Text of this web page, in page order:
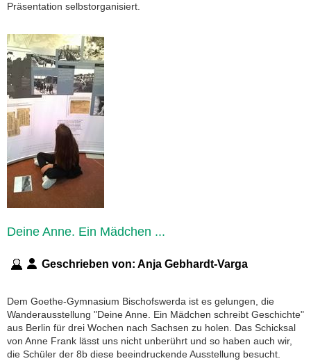
Präsentation selbstorganisiert.
Deine Anne. Ein Mädchen ...
Geschrieben von: Anja Gebhardt-Varga
Dem Goethe-Gymnasium Bischofswerda ist es gelungen, die
Wanderausstellung "Deine Anne. Ein Mädchen schreibt Geschichte"
aus Berlin für drei Wochen nach Sachsen zu holen. Das Schicksal
von Anne Frank lässt uns nicht unberührt und so haben auch wir,
die Schüler der 8b diese beeindruckende Ausstellung besucht.